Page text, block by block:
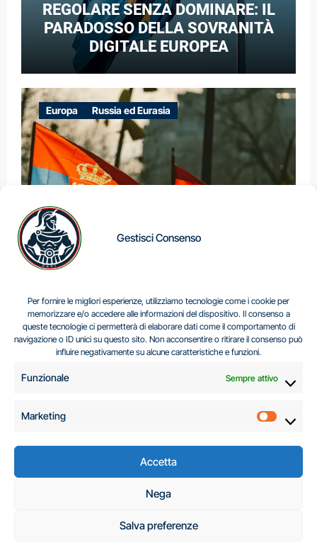
Gestisci Consenso
Per fornire le migliori esperienze, utilizziamo tecnologie come i cookie per
memorizzare e/o accedere alle informazioni del dispositivo. Il consenso a
queste tecnologie ci permetterà di elaborare dati come il comportamento di
navigazione o ID unici su questo sito. Non acconsentire o ritirare il consenso può
influire negativamente su alcune caratteristiche e funzioni.
Funzionale Sempre attivo
Marketing
Accetta
Nega
Salva preferenze
REGOLARE SENZA DOMINARE: IL
PARADOSSO DELLA SOVRANITÀ
DIGITALE EUROPEA
Europa Russia ed Eurasia
Centro Analisi e Studi Italus © Tutti i diritti riservati
C.A.S.I. – Centro
Analisi e Studi Italus